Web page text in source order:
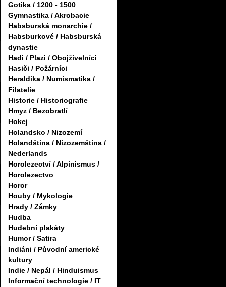
Gotika / 1200 - 1500
Gymnastika / Akrobacie
Habsburská monarchie /
Habsburkové / Habsburská
dynastie
Hadi / Plazi / Obojživelníci
Hasiči / Požárníci
Heraldika / Numismatika /
Filatelie
Historie / Historiografie
Hmyz / Bezobratlí
Hokej
Holandsko / Nizozemí
Holandština / Nizozemština /
Nederlands
Horolezectví / Alpinismus /
Horolezectvo
Horor
Houby / Mykologie
Hrady / Zámky
Hudba
Hudební plakáty
Humor / Satira
Indiáni / Původní americké
kultury
Indie / Nepál / Hinduismus
Informační technologie / IT